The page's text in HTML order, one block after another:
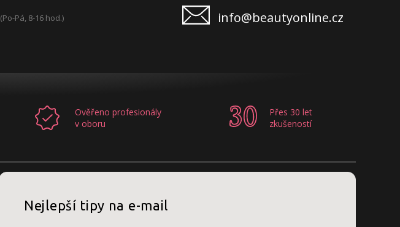
(Po-Pá, 8-16 hod.) info@beautyonline.cz
Ověřeno profesionály
v oboru
Přes 30 let
zkušeností
Nejlepší tipy na e-mail